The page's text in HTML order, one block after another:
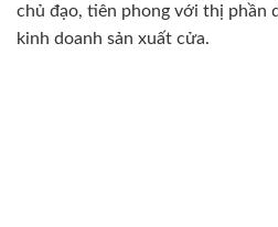
chủ đạo, tiên phong với thị phần
kinh doanh sản xuất cửa.